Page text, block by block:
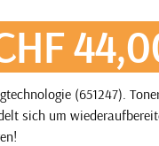
(651247).
sich um